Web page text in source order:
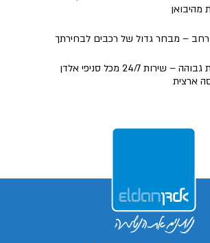
מהיבואן
רחב – מבחר גדול של רכבים לבחירתך
זמינות גבוהה – שירות 24/7 מכל סניפי אלדן
ארצית